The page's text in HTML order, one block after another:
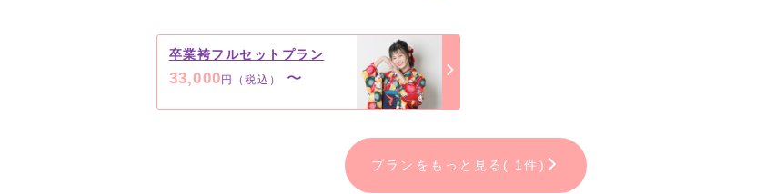
卒業袴フルセットプラン
33,000 円（税込） 〜
プランをもっと見る( 1件)